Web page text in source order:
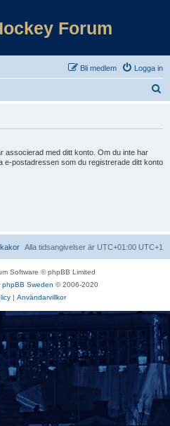
Forum
Logga in
Bli medlem
associerad med ditt konto. Om du inte har
e-postadressen som du registrerade ditt konto
Alla tidsangivelser är UTC+01:00 UTC+1
Software © phpBB Limited
phpBB Sweden © 2006-2020
| Användarvillkor